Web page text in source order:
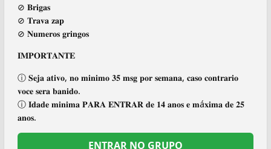
⊘ 𝐁𝐫𝐢𝐠𝐚𝐬
⊘ 𝐓𝐫𝐚𝐯𝐚 𝐳𝐚𝐩
⊘ 𝐍𝐮𝐦𝐞𝐫𝐨𝐬 𝐠𝐫𝐢𝐧𝐠𝐨𝐬
𝐈𝐌𝐏𝐎𝐑𝐓𝐀𝐍𝐓𝐄
ⓘ 𝐒𝐞𝐣𝐚 𝐚𝐭𝐢𝐯𝐨, 𝐧𝐨 𝐦𝐢𝐧𝐢𝐦𝐨 𝟑𝟓 𝐦𝐬𝐠 𝐩𝐨𝐫 𝐬𝐞𝐦𝐚𝐧𝐚, 𝐜𝐚𝐬𝐨 𝐜𝐨𝐧𝐭𝐫𝐚𝐫𝐢𝐨
𝐯𝐨𝐜𝐞 𝐬𝐞𝐫𝐚 𝐛𝐚𝐧𝐢𝐝𝐨.
ⓘ 𝐈𝐝𝐚𝐝𝐞 𝐦𝐢𝐧𝐢𝐦𝐚 𝐏𝐀𝐑𝐀 𝐄𝐍𝐓𝐑𝐀𝐑 𝐝𝐞 𝟏𝟒 𝐚𝐧𝐨𝐬 𝐞 𝐦á𝐱𝐢𝐦𝐚 𝐝𝐞 𝟐𝟓
𝐚𝐧𝐨𝐬.
ENTRAR NO GRUPO